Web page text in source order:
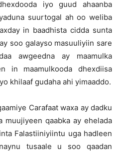
iyo guud ahaanba
suurtogal ah oo weliba
in baadhista cidda sunta
soo galayso masuuliyiin sare
awgeedna ay maamulka
in maamulkooda dhexdiisa
khilaaf gudaha ahi yimaaddo.
Carafaat waxa ay dadku
muujiyeen qaabka ay ehelada
Falastiiniyiintu uga hadleen
tusaale u soo qaadan